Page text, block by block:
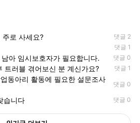
주로 사세요? 댓글 2
댓글 1
아 임시보호자가 필요합니다. 댓글 0
트러블 겪어보신 분 계신가요? 댓글 1
동아리 활동에 필요한 설문조사
댓글 0
습니다 댓글 0